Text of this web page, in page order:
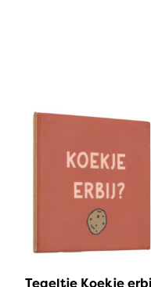
Tegeltje Koekje